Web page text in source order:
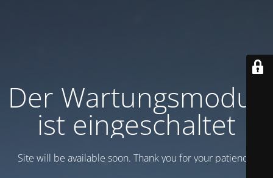
Der Wartungsmodus
ist eingeschaltet
Site will be available soon. Thank you for your patience!